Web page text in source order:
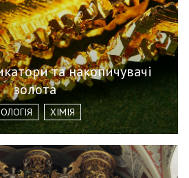
та накопичувачі
золота
ХІМІЯ